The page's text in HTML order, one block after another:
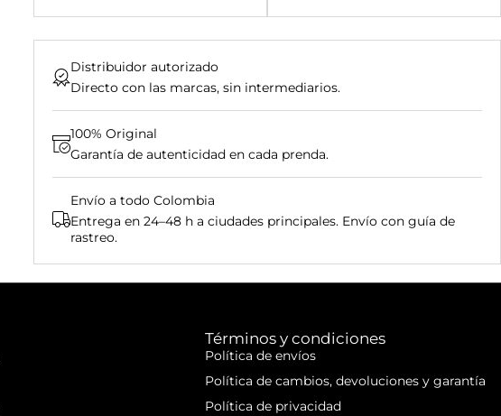
Distribuidor autorizado
Directo con las marcas, sin intermediarios.
100% Original
Garantía de autenticidad en cada prenda.
Envío a todo Colombia
Entrega en 24–48 h a ciudades principales. Envío con guía de
rastreo.
Términos y condiciones
Política de envíos
Política de cambios, devoluciones y garantía
Política de privacidad